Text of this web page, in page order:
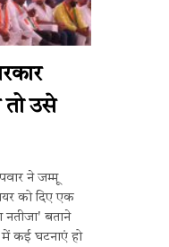
तो उसे
ने जम्मू
को दिए एक
नतीजा' बताने
कई घटनाएं हो